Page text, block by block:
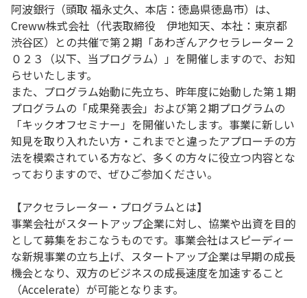
阿波銀行（頭取 福永丈久、本店：徳島県徳島市）は、
Creww株式会社（代表取締役 伊地知天、本社：東京都
渋谷区）との共催で第２期「あわぎんアクセラレーター２
０２３（以下、当プログラム）」を開催しますので、お知
らせいたします。
また、プログラム始動に先立ち、昨年度に始動した第１期
プログラムの「成果発表会」および第２期プログラムの
「キックオフセミナー」を開催いたします。事業に新しい
知見を取り入れたい方・これまでと違ったアプローチの方
法を模索されている方など、多くの方々に役立つ内容とな
っておりますので、ぜひご参加ください。
【アクセラレーター・プログラムとは】
事業会社がスタートアップ企業に対し、協業や出資を目的
として募集をおこなうものです。事業会社はスピーディー
な新規事業の立ち上げ、スタートアップ企業は早期の成長
機会となり、双方のビジネスの成長速度を加速すること
（Accelerate）が可能となります。